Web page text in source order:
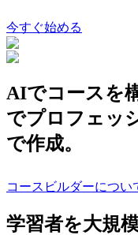
今すぐ始める
AIでコースを
でプロフェッ
で作成。
コースビルダーについ
学習者を大規